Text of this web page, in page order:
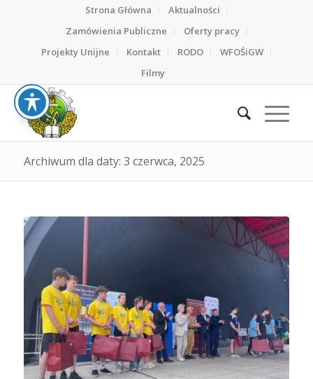
Strona Główna
Aktualności
Zamówienia Publiczne
Oferty pracy
Projekty Unijne
Kontakt RODO
WFOŚiGW
Filmy
Archiwum dla daty: 3 czerwca, 2025